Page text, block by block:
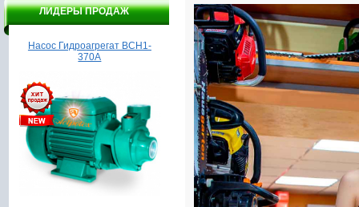
ЛИДЕРЫ ПРОДАЖ
Насос Гидроагрегат ВСН1-
370А
Мотоблок Зубр 7.0